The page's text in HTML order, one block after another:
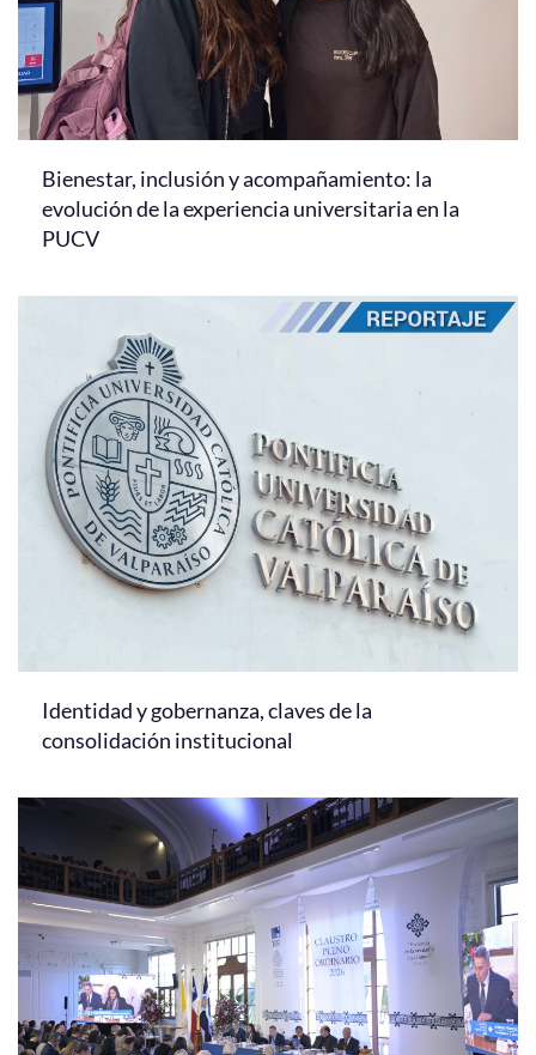
Bienestar, inclusión y acompañamiento: la
evolución de la experiencia universitaria en la
PUCV
Identidad y gobernanza, claves de la
consolidación institucional